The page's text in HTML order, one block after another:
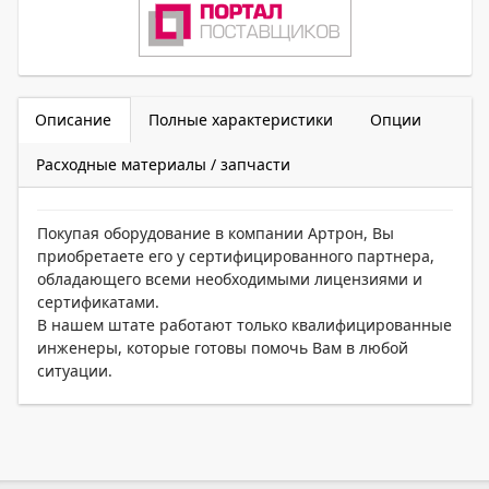
Описание Полные характеристики Опции
Расходные материалы / запчасти
Покупая оборудование в компании Артрон, Вы
приобретаете его у сертифицированного партнера,
обладающего всеми необходимыми лицензиями и
сертификатами.
В нашем штате работают только квалифицированные
инженеры, которые готовы помочь Вам в любой
ситуации.